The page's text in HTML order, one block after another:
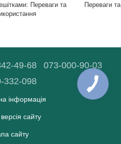
Переваги та
Переваги
49-68
073-000-90-03
332-098
інформація
сайту
сайту